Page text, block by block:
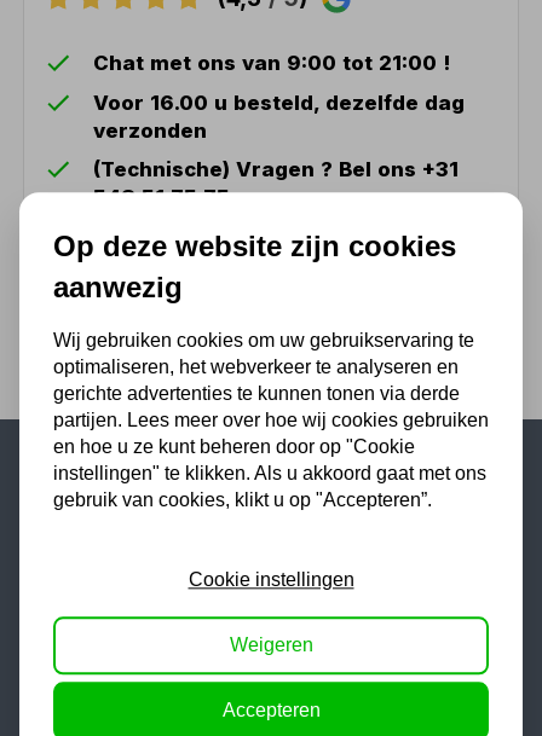
Chat met ons van 9:00 tot 21:00 !
Voor 16.00 u besteld, dezelfde dag
verzonden
(Technische) Vragen ? Bel ons +31
548 51 75 75
1.500 m2 winkel in Rijssen !
Twents familiebedrijf sinds 1992 !
Populaire categorieën
Tig lasapparaat
Hefbrug
Motorlift
Op deze website zijn cookies
aanwezig
Wij gebruiken cookies om uw gebruikservaring te
optimaliseren, het webverkeer te analyseren en
gerichte advertenties te kunnen tonen via derde
partijen. Lees meer over hoe wij cookies gebruiken
en hoe u ze kunt beheren door op "Cookie
instellingen" te klikken. Als u akkoord gaat met ons
gebruik van cookies, klikt u op "Accepteren”.
Cookie instellingen
Weigeren
Accepteren